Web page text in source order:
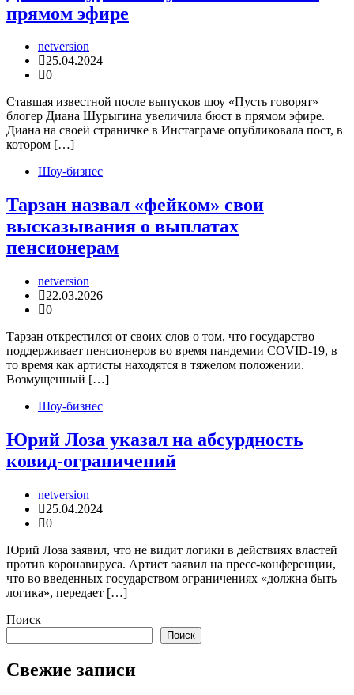
прямом эфире
netversion
25.04.2024
0
Ставшая известной после выпусков шоу «Пусть говорят»
блогер Диана Шурыгина увеличила бюст в прямом эфире.
Диана на своей страничке в Инстаграме опубликовала пост, в
котором […]
Шоу-бизнес
Тарзан назвал «фейком» свои
высказывания о выплатах
пенсионерам
netversion
22.03.2026
0
Тарзан открестился от своих слов о том, что государство
поддерживает пенсионеров во время пандемии COVID-19, в
то время как артисты находятся в тяжелом положении.
Возмущенный […]
Шоу-бизнес
Юрий Лоза указал на абсурдность
ковид-ограничений
netversion
25.04.2024
0
Юрий Лоза заявил, что не видит логики в действиях властей
против коронавируса. Артист заявил на пресс-конференции,
что во введенных государством ограничениях «должна быть
логика», передает […]
Поиск
Поиск
Свежие записи